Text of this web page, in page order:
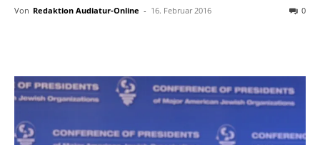
Von Redaktion Audiatur-Online - 16. Februar 2016 0